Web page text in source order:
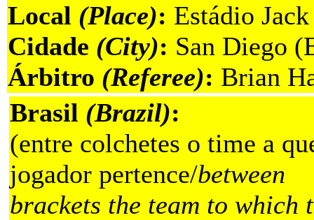
Local (Place): Estádio
Cidade (City): San Diego
Árbitro (Referee): Brian
Brasil (Brazil):
(entre colchetes o time a
jogador pertence/between
brackets the team to which